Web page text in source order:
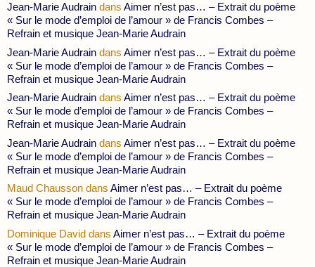
Jean-Marie Audrain dans Aimer n’est pas… – Extrait du poème
« Sur le mode d’emploi de l’amour » de Francis Combes –
Refrain et musique Jean-Marie Audrain
Jean-Marie Audrain dans Aimer n’est pas… – Extrait du poème
« Sur le mode d’emploi de l’amour » de Francis Combes –
Refrain et musique Jean-Marie Audrain
Jean-Marie Audrain dans Aimer n’est pas… – Extrait du poème
« Sur le mode d’emploi de l’amour » de Francis Combes –
Refrain et musique Jean-Marie Audrain
Jean-Marie Audrain dans Aimer n’est pas… – Extrait du poème
« Sur le mode d’emploi de l’amour » de Francis Combes –
Refrain et musique Jean-Marie Audrain
Maud Chausson dans Aimer n’est pas… – Extrait du poème
« Sur le mode d’emploi de l’amour » de Francis Combes –
Refrain et musique Jean-Marie Audrain
Dominique David dans Aimer n’est pas… – Extrait du poème
« Sur le mode d’emploi de l’amour » de Francis Combes –
Refrain et musique Jean-Marie Audrain